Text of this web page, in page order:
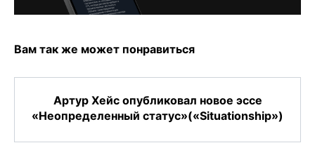
Вам так же может понравиться
Артур Хейс опубликовал новое эссе
«Неопределенный статус»(«Situationship»)